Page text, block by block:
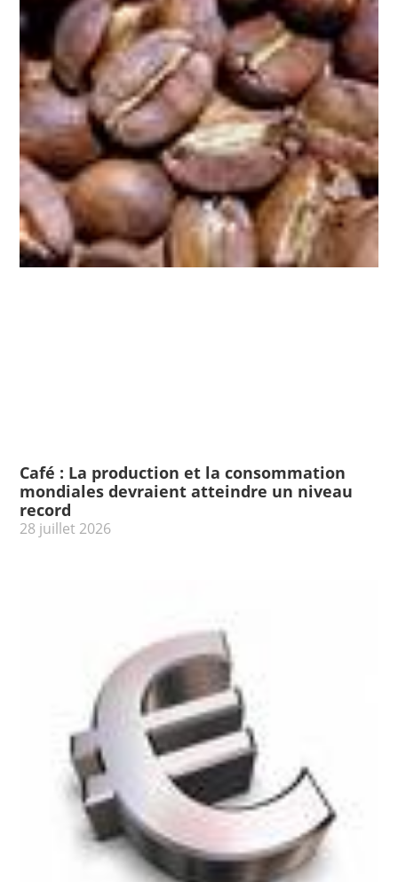
Café : La production et la consommation
mondiales devraient atteindre un niveau
record
28 juillet 2026